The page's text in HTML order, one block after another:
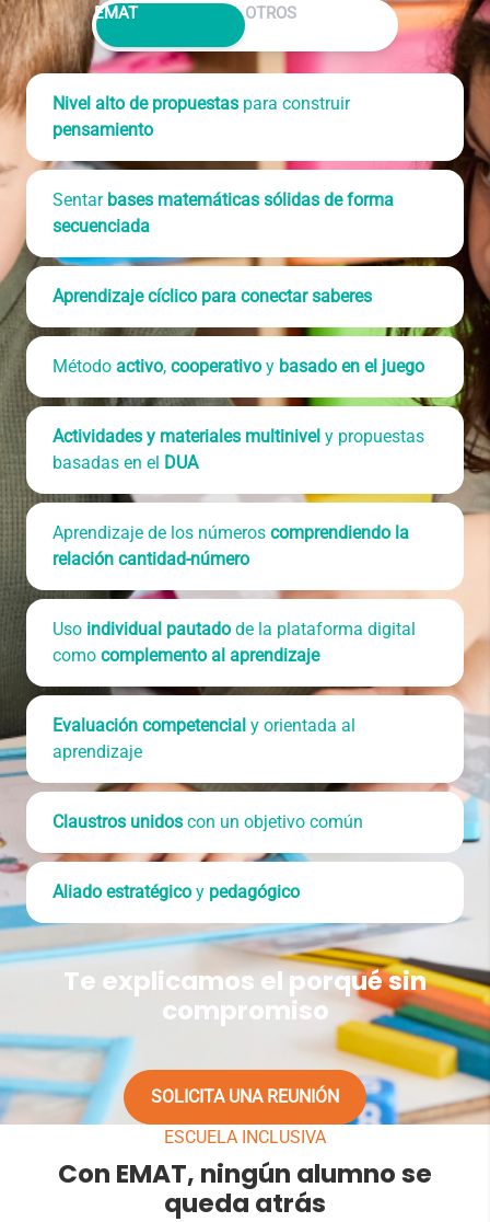
Alternar entre EMAT y Otros
EMAT OTROS
Nivel alto de propuestas para construir
pensamiento
Sentar bases matemáticas sólidas de forma
secuenciada
Aprendizaje cíclico para conectar saberes
Método activo, cooperativo y basado en el juego
Actividades y materiales multinivel y propuestas
basadas en el DUA
Aprendizaje de los números comprendiendo la
relación cantidad-número
Uso individual pautado de la plataforma digital
como complemento al aprendizaje
Evaluación competencial y orientada al
aprendizaje
Claustros unidos con un objetivo común
Aliado estratégico y pedagógico
Te explicamos el porqué sin
compromiso
SOLICITA UNA REUNIÓN
ESCUELA INCLUSIVA
Con EMAT, ningún alumno se
queda atrás